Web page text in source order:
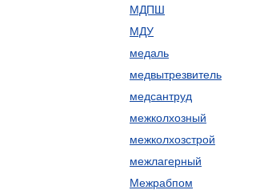
МДПШ
МДУ
медаль
медвытрезвитель
медсантруд
межколхозный
межколхозстрой
межлагерный
Межрабпом